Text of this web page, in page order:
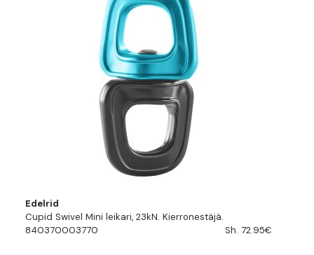
Edelrid
Cupid Swivel Mini leikari, 23kN. Kierronestäjä.
840370003770
Sh. 72.95€